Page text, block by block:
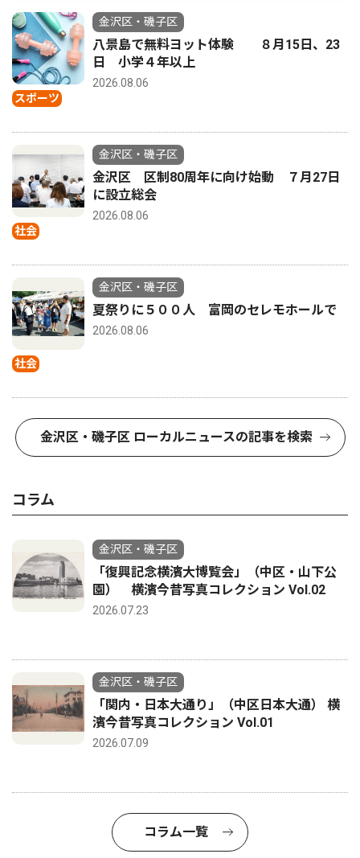
スポーツ
金沢区・磯子区
八景島で無料ヨット体験 ８月15日、23
日 小学４年以上
2026.08.06
社会
金沢区・磯子区
金沢区 区制80周年に向け始動 ７月27日
に設立総会
2026.08.06
社会
金沢区・磯子区
夏祭りに５００人 富岡のセレモホールで
2026.08.06
金沢区・磯子区 ローカルニュースの記事を検索
コラム
金沢区・磯子区
「復興記念横濱大博覧会」（中区・山下公
園） 横濱今昔写真コレクション Vol.02
2026.07.23
金沢区・磯子区
「関内・日本大通り」（中区日本大通） 横
濱今昔写真コレクション Vol.01
2026.07.09
コラム一覧